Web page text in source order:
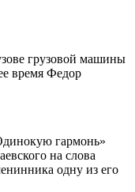
грузовой машины
время Федор
гармонь»
на слова
одну из его